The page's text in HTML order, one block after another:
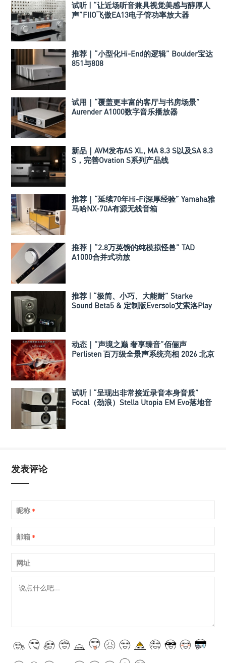
试听 | “让近场听音兼具视觉美感与醇厚人
声”FIIO飞傲EA13电子管功率放大器
推荐｜“小型化Hi-End的逻辑” Boulder宝达
851与808
试用｜“覆盖更丰富的客厅与书房场景”
Aurender A1000数字音乐播放器
新品｜AVM发布AS XL, MA 8.3 S以及SA 8.3
S，完善Ovation S系列产品线
推荐｜“延续70年Hi-Fi深厚经验” Yamaha雅
马哈NX-70A有源无线音箱
推荐｜“2.8万英镑的纯模拟怪兽” TAD
A1000合并式功放
推荐 | “极简、小巧、大能耐” Starke
Sound Beta5 & 定制版Eversolo艾索洛Play
动态｜”声境之巅 奢享臻音”佰俪声
Perlisten 百万级全景声系统亮相 2026 北京
试听 | “呈现出非常接近录音本身音质”
Focal（劲浪）Stella Utopia EM Evo落地音
发表评论
昵称 *
邮箱 *
网址